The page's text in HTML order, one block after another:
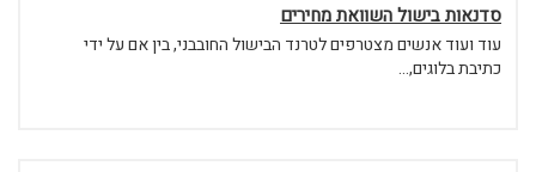
סדנאות בישול השוואת מחירים
עוד ועוד אנשים מצטרפים לטרנד הבישול החובבני, בין אם על ידי
כתיבת בלוגים,...